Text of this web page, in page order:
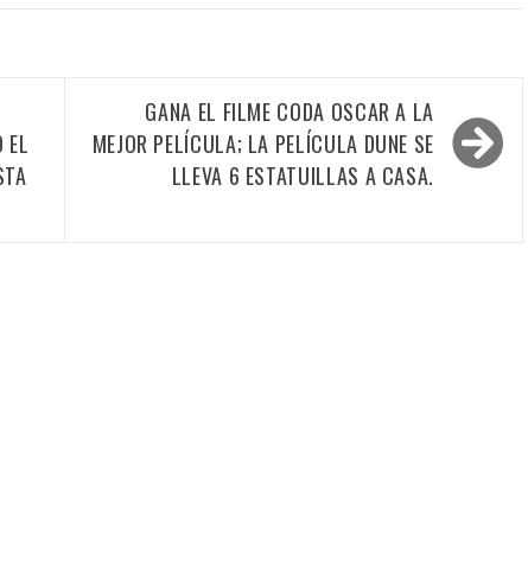
EL
GANA EL FILME CODA OSCAR A LA
MEJOR PELÍCULA; LA PELÍCULA DUNE SE
LLEVA 6 ESTATUILLAS A CASA.